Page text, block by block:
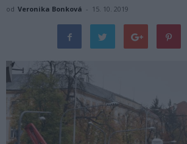
od Veronika Bonková - 15. 10. 2019